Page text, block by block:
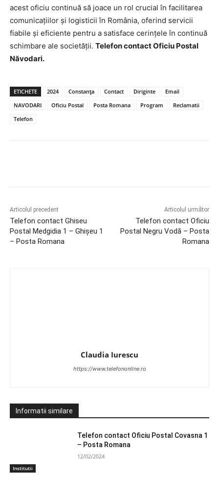
acest oficiu continuă să joace un rol crucial în facilitarea
comunicațiilor și logisticii în România, oferind servicii
fiabile și eficiente pentru a satisface cerințele în continuă
schimbare ale societății. Telefon contact Oficiu Postal
Năvodari.
ETICHETE 2024 Constanța Contact Diriginte
Email
NAVODARI
Oficiu Postal Posta Romana Program
Reclamatii
Telefon
Articolul precedent
Telefon contact Ghiseu
Postal Medgidia 1 – Ghişeu 1
– Posta Romana
Articolul următor
Telefon contact Oficiu
Postal Negru Vodă – Posta
Romana
Claudia Iurescu
https://www.telefononline.ro
Informatii similare
Institutii
Telefon contact Oficiu Postal Covasna 1
– Posta Romana
12/02/2024